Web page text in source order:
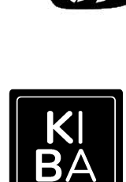
école